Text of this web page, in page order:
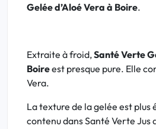
Gelée d’Aloé Vera à Boire.
Extraite à froid,Santé Verte
Boireest presque pure. Elle
Vera.
La texture de la gelée est plus
contenu dans Santé Verte Jus